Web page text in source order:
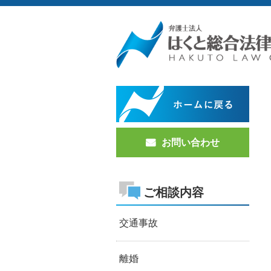
お問い合わせ
ご相談内容
交通事故
離婚